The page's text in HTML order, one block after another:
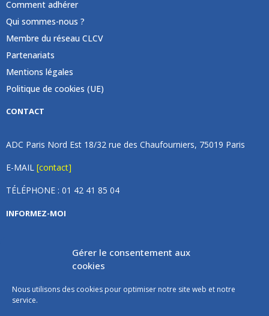
Gérer le consentement aux
cookies
Nous utilisons des cookies pour optimiser notre site web et notre
service.
Comment adhérer
Qui sommes-nous ?
Membre du réseau CLCV
Partenariats
Mentions légales
Politique de cookies (UE)
CONTACT
ADC Paris Nord Est 18/32 rue des Chaufourniers, 75019 Paris
E-MAIL [contact]
TÉLÉPHONE : 01 42 41 85 04
INFORMEZ-MOI
Inscrivez vous à notre newsletter et recevez une fois par
mois de nos nouvelles, aucun spam (on promet).